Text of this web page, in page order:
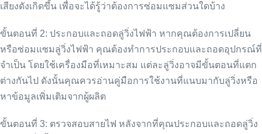
เสียงดังเกิดขึ้น เพื่อจะได้รู้ว่าต้องการซ่อมแซมส่วนใดบ้าง
ขั้นตอนที่ 2: ประกอบและถอดลู่วิ่งไฟฟ้า หากคุณต้องการเปลี่ยน
หรือซ่อมแซมลู่วิ่งไฟฟ้า คุณต้องทำการประกอบและถอดอุปกรณ์ที่
จำเป็น โดยใช้เครื่องมือที่เหมาะสม แต่ละลู่วิ่งอาจมีขั้นตอนที่แตก
ต่างกันไป ดังนั้นคุณควรอ่านคู่มือการใช้งานที่แนบมากับลู่วิ่งหรือ
หาข้อมูลเพิ่มเติมจากผู้ผลิต
ขั้นตอนที่ 3: ตรวจสอบสายไฟ หลังจากที่คุณประกอบและถอดลู่วิ่ง